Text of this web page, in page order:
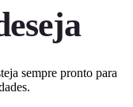
sempre pronto para